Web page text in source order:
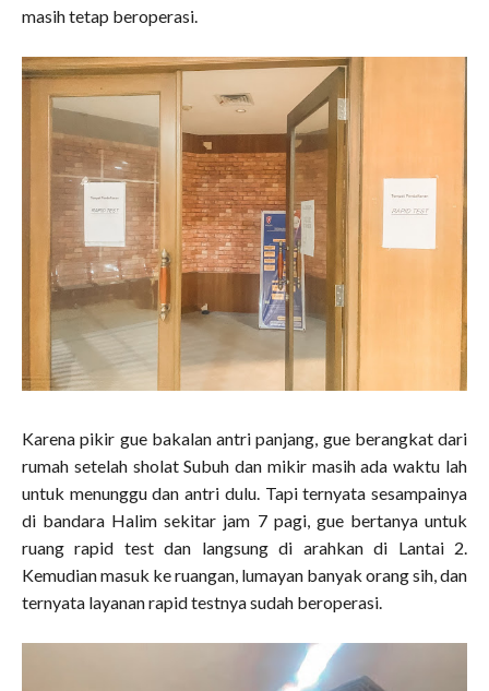
masih tetap beroperasi.
Karena pikir gue bakalan antri panjang, gue berangkat dari
rumah setelah sholat Subuh dan mikir masih ada waktu lah
untuk menunggu dan antri dulu. Tapi ternyata sesampainya
di bandara Halim sekitar jam 7 pagi, gue bertanya untuk
ruang rapid test dan langsung di arahkan di Lantai 2.
Kemudian masuk ke ruangan, lumayan banyak orang sih, dan
ternyata layanan rapid testnya sudah beroperasi.